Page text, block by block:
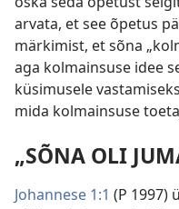
arvata, et see õpetus
märkimist, et sõna
aga kolmainsuse idee
küsimusele
mida kolmainsuse
„SÕNA OLI
Johannese 1:1 (P 1997)